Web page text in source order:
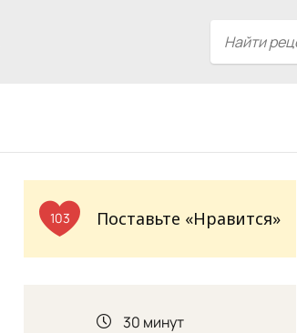
103 Поставьте «Нравится»
30 минут